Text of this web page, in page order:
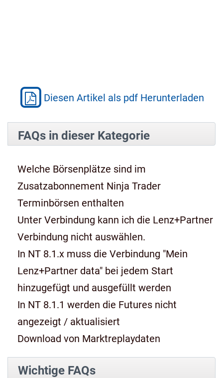
Diesen Artikel als pdf Herunterladen
FAQs in dieser Kategorie
Welche Börsenplätze sind im
Zusatzabonnement Ninja Trader
Terminbörsen enthalten
Unter Verbindung kann ich die Lenz+Partner
Verbindung nicht auswählen.
In NT 8.1.x muss die Verbindung "Mein
Lenz+Partner data" bei jedem Start
hinzugefügt und ausgefüllt werden
In NT 8.1.1 werden die Futures nicht
angezeigt / aktualisiert
Download von Marktreplaydaten
Wichtige FAQs